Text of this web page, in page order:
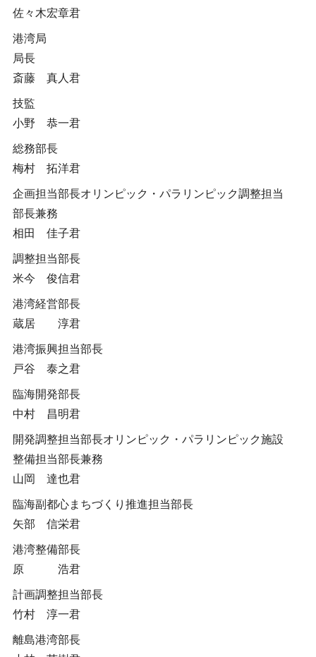
佐々木宏章君
港湾局
局長
斎藤 真人君
技監
小野 恭一君
総務部長
梅村 拓洋君
企画担当部長オリンピック・パラリンピック調整担当
部長兼務
相田 佳子君
調整担当部長
米今 俊信君
港湾経営部長
蔵居 淳君
港湾振興担当部長
戸谷 泰之君
臨海開発部長
中村 昌明君
開発調整担当部長オリンピック・パラリンピック施設
整備担当部長兼務
山岡 達也君
臨海副都心まちづくり推進担当部長
矢部 信栄君
港湾整備部長
原 浩君
計画調整担当部長
竹村 淳一君
離島港湾部長